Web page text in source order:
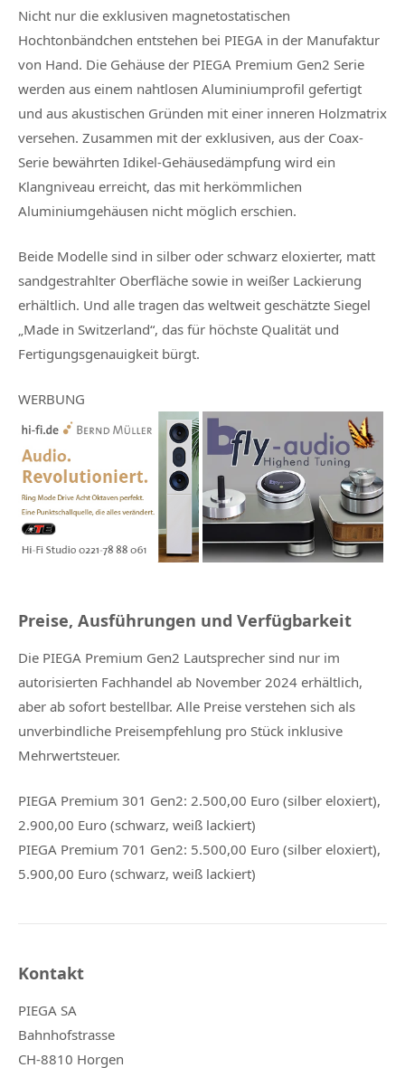
Nicht nur die exklusiven magnetostatischen
Hochtonbändchen entstehen bei PIEGA in der Manufaktur
von Hand. Die Gehäuse der PIEGA Premium Gen2 Serie
werden aus einem nahtlosen Aluminiumprofil gefertigt
und aus akustischen Gründen mit einer inneren Holzmatrix
versehen. Zusammen mit der exklusiven, aus der Coax-
Serie bewährten Idikel-Gehäusedämpfung wird ein
Klangniveau erreicht, das mit herkömmlichen
Aluminiumgehäusen nicht möglich erschien.
Beide Modelle sind in silber oder schwarz eloxierter, matt
sandgestrahlter Oberfläche sowie in weißer Lackierung
erhältlich. Und alle tragen das weltweit geschätzte Siegel
„Made in Switzerland“, das für höchste Qualität und
Fertigungsgenauigkeit bürgt.
WERBUNG
Preise, Ausführungen und Verfügbarkeit
Die PIEGA Premium Gen2 Lautsprecher sind nur im
autorisierten Fachhandel ab November 2024 erhältlich,
aber ab sofort bestellbar. Alle Preise verstehen sich als
unverbindliche Preisempfehlung pro Stück inklusive
Mehrwertsteuer.
PIEGA Premium 301 Gen2: 2.500,00 Euro (silber eloxiert),
2.900,00 Euro (schwarz, weiß lackiert)
PIEGA Premium 701 Gen2: 5.500,00 Euro (silber eloxiert),
5.900,00 Euro (schwarz, weiß lackiert)
Kontakt
PIEGA SA
Bahnhofstrasse
CH-8810 Horgen